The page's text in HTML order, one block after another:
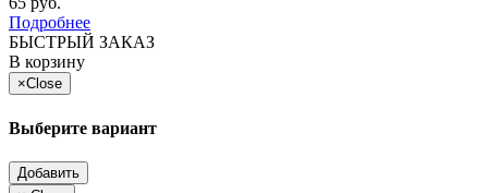
Подробнее
БЫСТРЫЙ ЗАКАЗ
В корзину
×Close
Выберите вариант
Добавить